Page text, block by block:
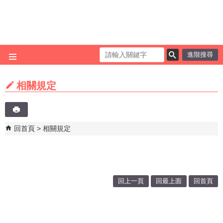
進階搜尋
相關規定
回首頁 相關規定
回上一頁 回最上面 回首頁